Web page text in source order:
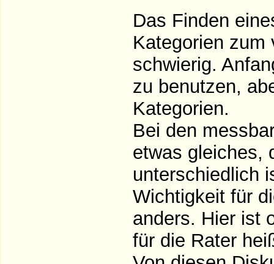
Das Finden
Kategorien zum
schwierig.
zu benutzen,
Kategorien.
Bei den
etwas gleiches,
unterschiedlich
Wichtigkeit für
anders. Hier ist
für die Rater